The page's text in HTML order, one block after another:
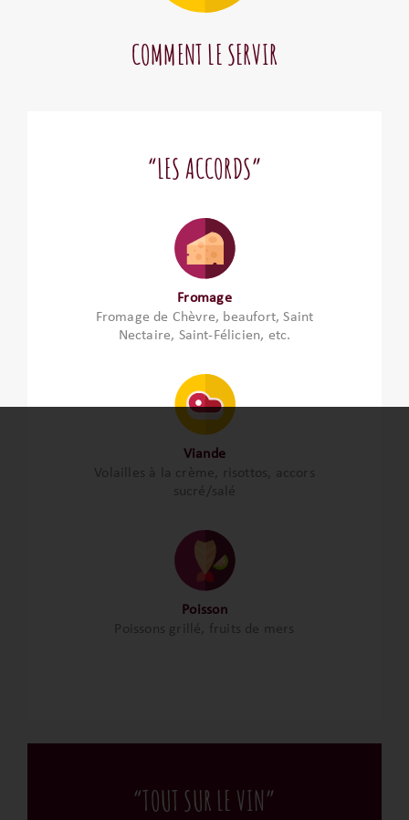
COMMENT LE SERVIR
“LES ACCORDS”
Fromage
Fromage de Chèvre, beaufort, Saint
Nectaire, Saint-Félicien, etc.
Viande
Volailles à la crème, risottos, accors
sucré/salé
Poisson
Poissons grillé, fruits de mers
“TOUT SUR LE VIN”